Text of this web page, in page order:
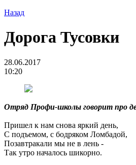
Назад
Дорога Тусовки
28.06.2017
10:20
Отряд Профи-школы говорит про
Пришел к нам снова яркий день,
С подъемом, с бодряком Ломбадой,
Позавтракали мы не в лень -
Так утро началось шикорно.